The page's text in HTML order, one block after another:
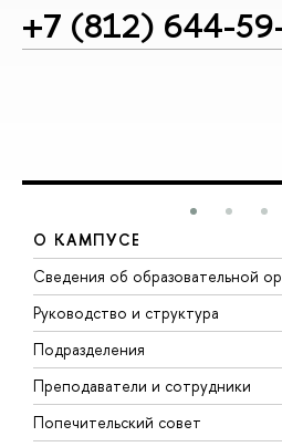
+7 (812) 644-
О КАМПУСЕ
Сведения об образовательной
Руководство и структура
Подразделения
Преподаватели и сотрудники
Попечительский совет